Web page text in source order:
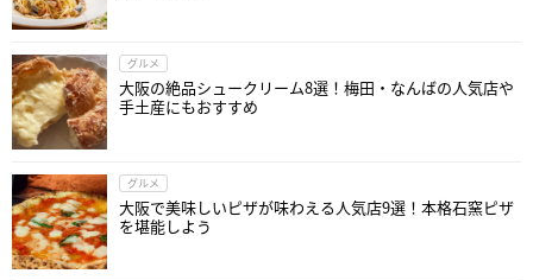
グルメ
大阪の絶品シュークリーム8選！梅田・なんばの人気店や
手土産にもおすすめ
グルメ
大阪で美味しいピザが味わえる人気店9選！本格石窯ピザ
を堪能しよう